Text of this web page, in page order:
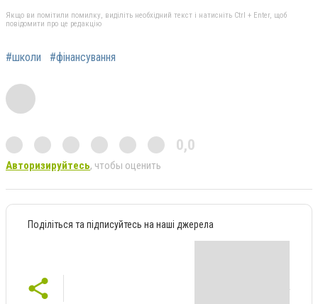
Якщо ви помітили помилку, виділіть необхідний текст і натисніть Ctrl + Enter, щоб
повідомити про це редакцію
#школи #фінансування
0,0
Авторизируйтесь, чтобы оценить
Поділіться та підписуйтесь на наші джерела